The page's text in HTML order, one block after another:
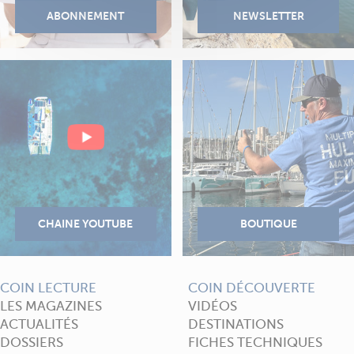
COIN LECTURE
LES MAGAZINES
ACTUALITÉS
DOSSIERS
COIN DÉCOUVERTE
VIDÉOS
DESTINATIONS
FICHES TECHNIQUES